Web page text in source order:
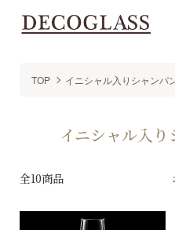
TOP イニシャル入りシャンパ
イニシャル入り
全10商品